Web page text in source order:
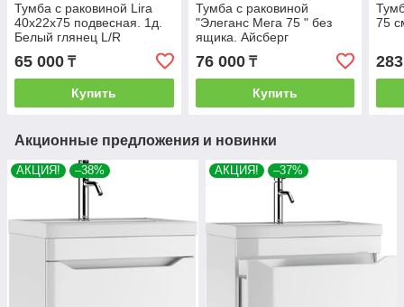
Тумба с раковиной Lira
40х22х75 подвесная. 1д.
Белый глянец L/R
65 000 ₸
Купить
Тумба с раковиной
"Элеганс Мега 75 " без
ящика. Айсберг
76 000₸
Купить
75
Акционные предложения и новинки
АКЦИЯ! –38% АКЦИЯ! –37%